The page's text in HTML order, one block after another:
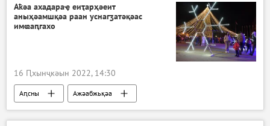
Аҟәа ахадараҿ еиҭарҳәеит
аныҳәамшқәа раан уснагӡатәқәас
имҩаԥгахо
16 Ԥхынҷкәын 2022, 14:30
Аԥсны Ажәабжьқәа